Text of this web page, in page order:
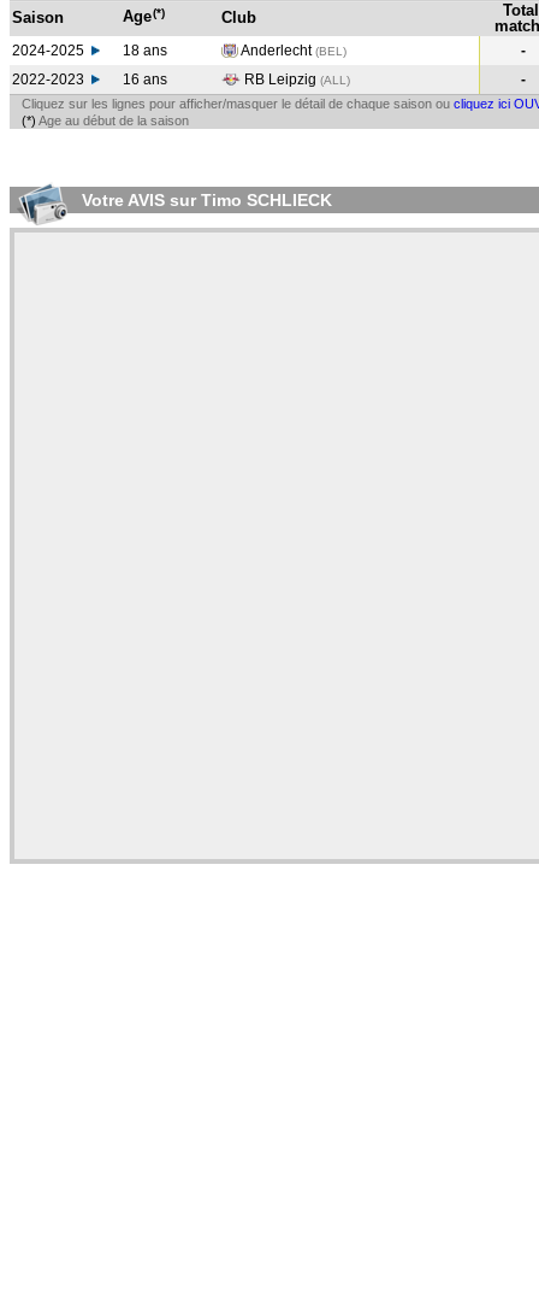
Saison Age(*) Club
Total
2024-2025 18 ans Anderlecht(BEL )
-
2022-2023
16 ans RB Leipzig (ALL ) -
Cliquez sur les lignes pour afficher/masquer le détail de chaque saison ou cliquez ici
(*) Age au début de la saison
Votre AVIS sur Timo SCHLIECK